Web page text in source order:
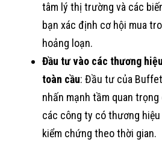
tâm lý thị trường và các
bạn xác định cơ hội mua
hoảng loạn.
Đầu tư vào các thương
toàn cầu: Đầu tư của
nhấn mạnh tầm quan
các công ty có thương
kiểm chứng theo thời gian.